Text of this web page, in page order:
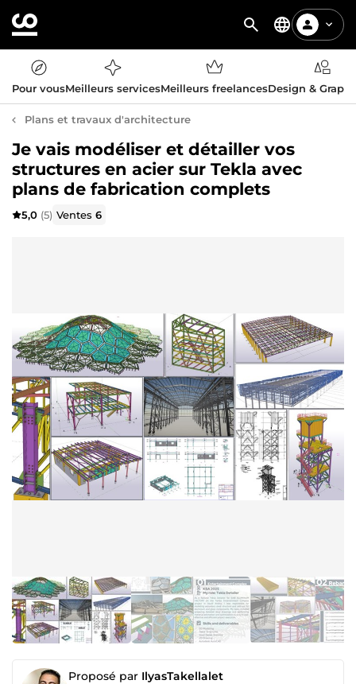
Pour vousMeilleurs servicesMeilleurs freelancesDesign &
Plans et travaux d'architecture
Je vais modéliser et détailler vos
structures en acier sur Tekla avec
plans de fabrication complets
5,0 (5) Ventes6
Proposé par IlyasTakellalet